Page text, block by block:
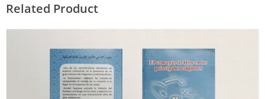
Related Product